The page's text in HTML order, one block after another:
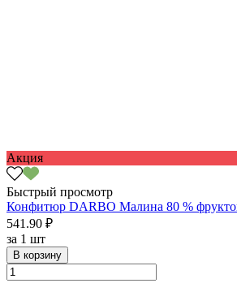
Акция
Быстрый просмотр
Конфитюр DARBO Малина 80 %
541.90 ₽
за 1 шт
В корзину